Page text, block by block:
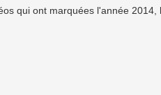
qui ont marquées l'année 2014,